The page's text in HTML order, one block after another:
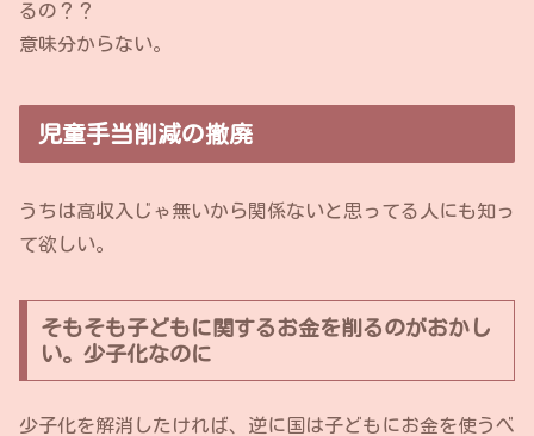
るの？？
意味分からない。
児童手当削減の撤廃
うちは高収入じゃ無いから関係ないと思ってる人にも知っ
て欲しい。
そもそも子どもに関するお金を削るのがおかし
い。少子化なのに
少子化を解消したければ、逆に国は子どもにお金を使うべ